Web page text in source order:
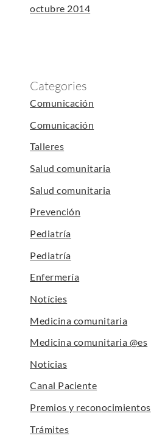
octubre 2014
Categories
Comunicación
Comunicación
Talleres
Salud comunitaria
Salud comunitaria
Prevención
Pediatría
Pediatría
Enfermería
Notícies
Medicina comunitaria
Medicina comunitaria @es
Noticias
Canal Paciente
Premios y reconocimientos
Trámites